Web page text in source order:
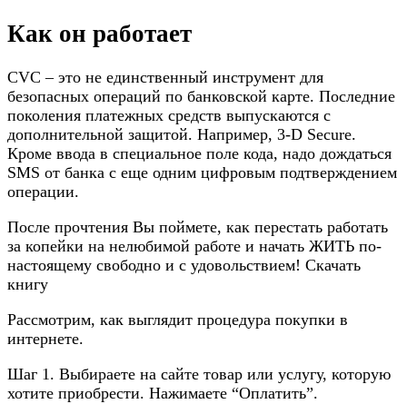
Как он работает
CVC – это не единственный инструмент для
безопасных операций по банковской карте. Последние
поколения платежных средств выпускаются с
дополнительной защитой. Например, 3-D Secure.
Кроме ввода в специальное поле кода, надо дождаться
SMS от банка с еще одним цифровым подтверждением
операции.
После прочтения Вы поймете, как перестать работать
за копейки на нелюбимой работе и начать ЖИТЬ по-
настоящему свободно и с удовольствием! Скачать
книгу
Рассмотрим, как выглядит процедура покупки в
интернете.
Шаг 1. Выбираете на сайте товар или услугу, которую
хотите приобрести. Нажимаете “Оплатить”.